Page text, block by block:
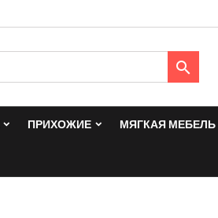

ПРИХОЖИЕ МЯГКАЯ МЕБЕЛЬ